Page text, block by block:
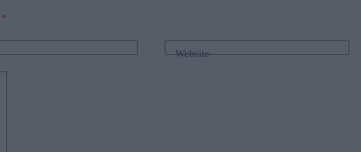
*
Website